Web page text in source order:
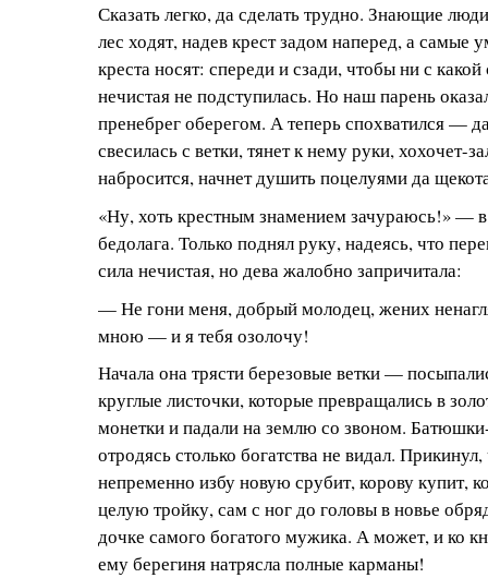
Сказать легко, да сделать трудно. Знающие
лес ходят, надев крест задом наперед, а самые
креста носят: спереди и сзади, чтобы ни с
нечистая не подступилась. Но наш парень
пренебрег оберегом. А теперь спохватился —
свесилась с ветки, тянет к нему руки, хохочет-
набросится, начнет душить поцелуями да
«Ну, хоть крестным знамением зачураюсь!» —
бедолага. Только поднял руку, надеясь, что
сила нечистая, но дева жалобно запричитала:
— Не гони меня, добрый молодец, жених
мною — и я тебя озолочу!
Начала она трясти березовые ветки —
круглые листочки, которые превращались в
монетки и падали на землю со звоном.
отродясь столько богатства не видал.
непременно избу новую срубит, корову купит,
целую тройку, сам с ног до головы в новье
дочке самого богатого мужика. А может, и ко
ему берегиня натрясла полные карманы!